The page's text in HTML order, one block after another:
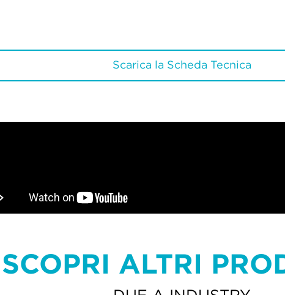
Scarica la Scheda Tecnica
SCOPRI ALTRI